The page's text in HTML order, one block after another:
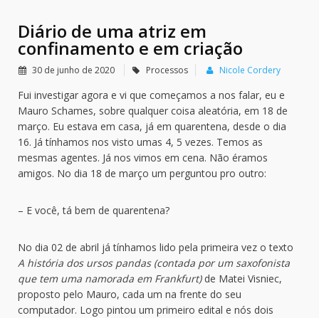
Diário de uma atriz em
confinamento e em criação
30 de junho de 2020 Processos Nicole Cordery
Fui investigar agora e vi que começamos a nos falar, eu e
Mauro Schames, sobre qualquer coisa aleatória, em 18 de
março. Eu estava em casa, já em quarentena, desde o dia
16. Já tínhamos nos visto umas 4, 5 vezes. Temos as
mesmas agentes. Já nos vimos em cena. Não éramos
amigos. No dia 18 de março um perguntou pro outro:
– E você, tá bem de quarentena?
No dia 02 de abril já tínhamos lido pela primeira vez o texto
A história dos ursos pandas (contada por um saxofonista
que tem uma namorada em Frankfurt) de Matei Visniec,
proposto pelo Mauro, cada um na frente do seu
computador. Logo pintou um primeiro edital e nós dois